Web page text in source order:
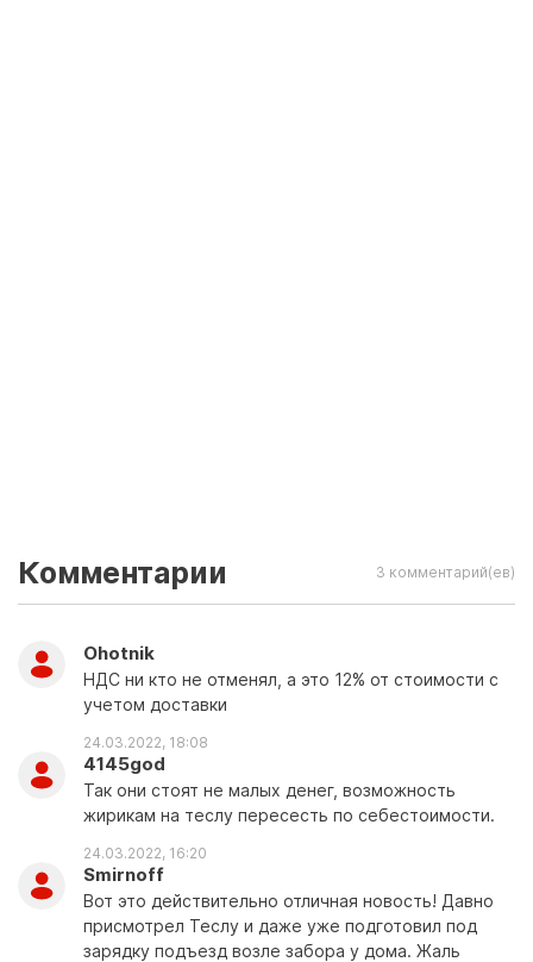
Комментарии 3 комментарий(ев)
Ohotnik
НДС ни кто не отменял, а это 12% от стоимости с
учетом доставки
24.03.2022, 18:08
4145god
Так они стоят не малых денег, возможность
жирикам на теслу пересесть по себестоимости.
24.03.2022, 16:20
Smirnoff
Вот это действительно отличная новость! Давно
присмотрел Теслу и даже уже подготовил под
зарядку подъезд возле забора у дома. Жаль